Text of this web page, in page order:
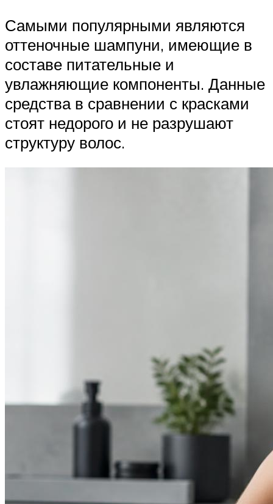
Самыми популярными являются
оттеночные шампуни, имеющие в
составе питательные и
увлажняющие компоненты. Данные
средства в сравнении с красками
стоят недорого и не разрушают
структуру волос.